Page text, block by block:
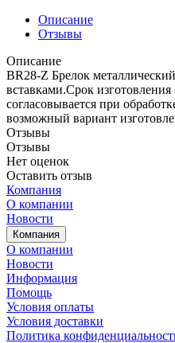
Описание
Отзывы
Описание
BR28-Z Брелок
вставками.Срок
согласовывается при
возможный вариант
Отзывы
Отзывы
Нет оценок
Оставить отзыв
Компания
О компании
Новости
Компания
О компании
Новости
Информация
Помощь
Условия оплаты
Условия доставки
Политика